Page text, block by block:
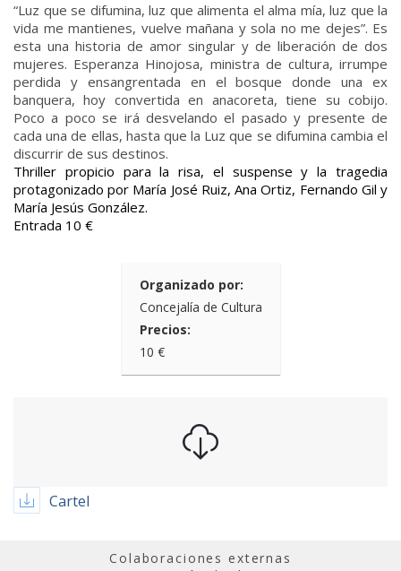
“Luz que se difumina, luz que alimenta el alma mía, luz que la
vida me mantienes, vuelve mañana y sola no me dejes”. Es
esta una historia de amor singular y de liberación de dos
mujeres. Esperanza Hinojosa, ministra de cultura, irrumpe
perdida y ensangrentada en el bosque donde una ex
banquera, hoy convertida en anacoreta, tiene su cobijo.
Poco a poco se irá desvelando el pasado y presente de
cada una de ellas, hasta que la Luz que se difumina cambia el
discurrir de sus destinos.
Thriller propicio para la risa, el suspense y la tragedia
protagonizado por María José Ruiz, Ana Ortiz, Fernando Gil y
María Jesús González.
Entrada 10 €
Organizado por:
Concejalía de Cultura
Precios:
10 €
Cartel
Colaboraciones externas